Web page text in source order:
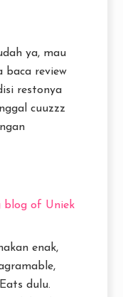
ya, mau
baca review
restonya
cuuzzz
blog of Uniek
enak,
dulu.